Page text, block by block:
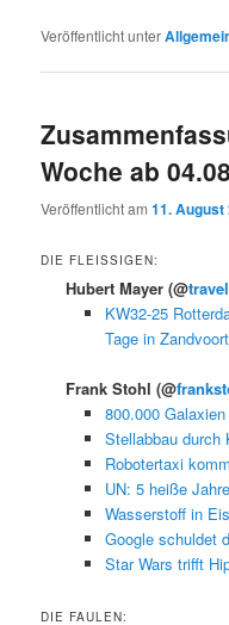
Veröffentlicht unter
Woche ab
Veröffentlicht am11. August
DIE FLEISSIGEN:
Hubert Mayer(@
KW32-25
Tage in
Frank Stohl(@
800.000
Stellabbau durch
Robotertaxi
UN: 5 heiße
Wasserstoff in
Google schuldet
Star Wars trifft
DIE FAULEN: